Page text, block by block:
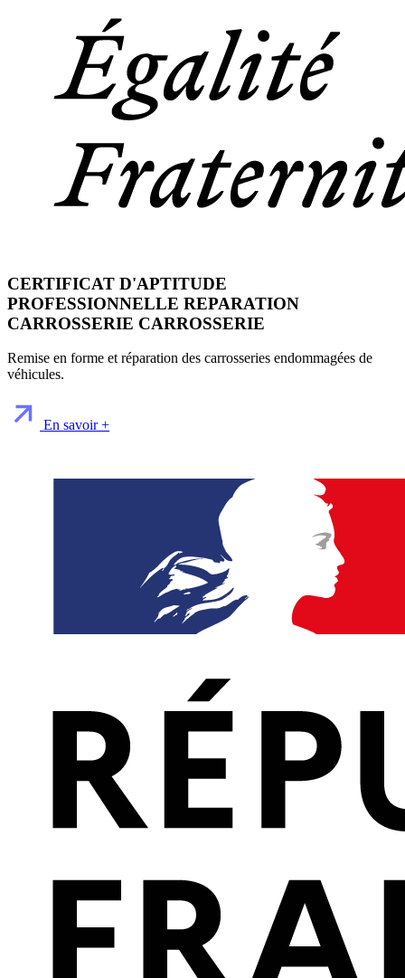
CERTIFICAT D'APTITUDE
PROFESSIONNELLE REPARATION
CARROSSERIE CARROSSERIE
Remise en forme et réparation des carrosseries endommagées de
véhicules.
En savoir +